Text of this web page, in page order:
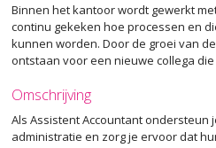
Binnen het kantoor wordt gewerkt
continu gekeken hoe processen en
kunnen worden. Door de groei van
ontstaan voor een nieuwe collega
Omschrijving
Als Assistent Accountant ondersteun
administratie en zorg je ervoor dat